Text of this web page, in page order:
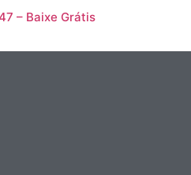
– Baixe Grátis